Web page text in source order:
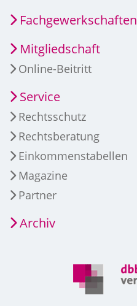
Fachgewerkschaften
Mitgliedschaft
Online-Beitritt
Service
Rechtsschutz
Rechtsberatung
Einkommenstabellen
Magazine
Partner
Archiv